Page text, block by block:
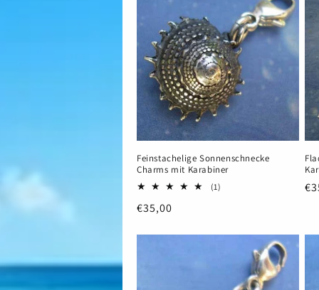
Feinstachelige Sonnenschnecke
Charms mit Karabiner
(1)
Normaler
€35,00